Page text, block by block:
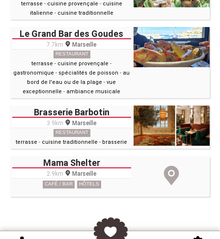
terrasse - cuisine provençale - cuisine
italienne - cuisine traditionnelle
Le Grand Bar des Goudes
7.7km Marseille
RESTAURANT
terrasse - cuisine provençale -
gastronomique - spécialités de poisson - au
bord de l'eau ou de la plage -vue
exceptionnelle - ambiance musicale
Brasserie Barbotin
3.9km Marseille
RESTAURANT
terrasse - cuisine traditionnelle - brasserie
Mama Shelter
2.9km Marseille
CAFÉ / BAR HÔTELS